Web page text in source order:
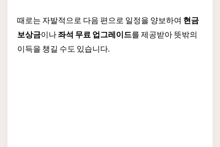
때로는 자발적으로 다음 편으로 일정을 양보하여 현금
보상금이나좌석 무료 업그레이드를 제공받아 뜻밖의
이득을 챙길 수도 있습니다.